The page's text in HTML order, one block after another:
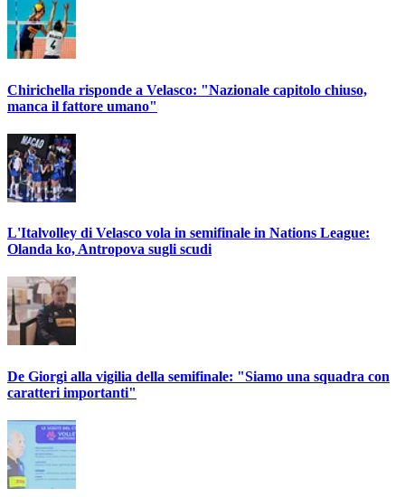
Chirichella risponde a Velasco: "Nazionale capitolo chiuso,
manca il fattore umano"
L'Italvolley di Velasco vola in semifinale in Nations League:
Olanda ko, Antropova sugli scudi
De Giorgi alla vigilia della semifinale: "Siamo una squadra con
caratteri importanti"